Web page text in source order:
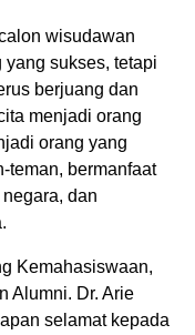
wisudawan
sukses, tetapi
berjuang dan
menjadi orang
orang yang
teman, bermanfaat
dan
Kemahasiswaan,
Alumni. Dr. Arie
selamat kepada